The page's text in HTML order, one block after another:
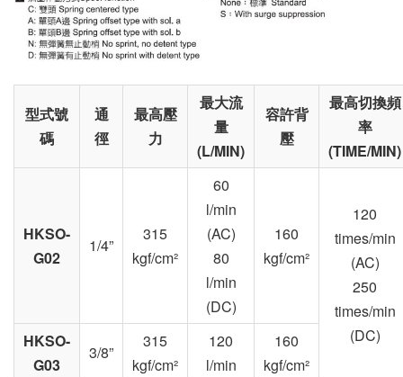
型式號
碼
通
徑
最高壓
力
最大流
量
(L/MIN)
容許背
壓
最高切換頻
率
(TIME/MIN)
HKSO-
G02
1/4”
315
kgf/cm²
60
l/min
(AC)
80
l/min
(DC)
160
kgf/cm²
120
times/min
(AC)
250
times/min
(DC)
HKSO-
G03
3/8”
315
kgf/cm²
120
l/min
160
kgf/cm²